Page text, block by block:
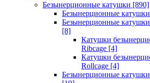
Безынерционные катушки [890]
Безынерционные
Безынерционные
[8]
Катушки
Ribcage [4]
Катушки
Rollcage [4]
Безынерционные